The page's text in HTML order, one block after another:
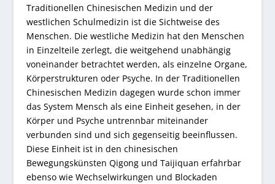
Traditionellen Chinesischen Medizin und der
westlichen Schulmedizin ist die Sichtweise des
Menschen. Die westliche Medizin hat den Menschen
in Einzelteile zerlegt, die weitgehend unabhängig
voneinander betrachtet werden, als einzelne Organe,
Körperstrukturen oder Psyche. In der Traditionellen
Chinesischen Medizin dagegen wurde schon immer
das System Mensch als eine Einheit gesehen, in der
Körper und Psyche untrennbar miteinander
verbunden sind und sich gegenseitig beeinflussen.
Diese Einheit ist in den chinesischen
Bewegungskünsten Qigong und Taijiquan erfahrbar
ebenso wie Wechselwirkungen und Blockaden